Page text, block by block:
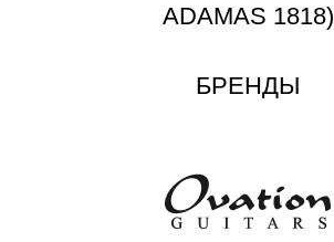
ADAMAS 1818)
БРЕНДЫ